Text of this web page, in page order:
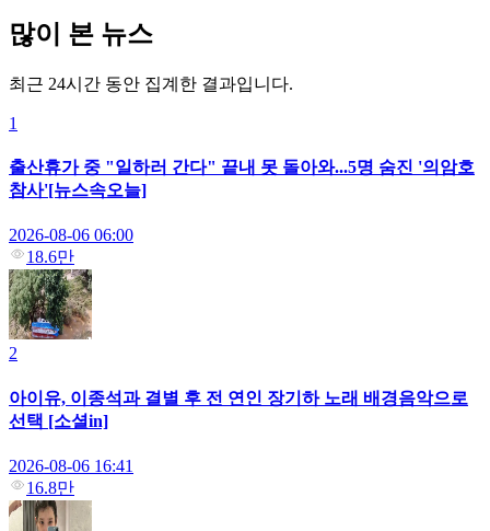
많이 본 뉴스
최근 24시간 동안 집계한 결과입니다.
1
출산휴가 중 "일하러 간다" 끝내 못 돌아와...5명 숨진 '의암호
참사'[뉴스속오늘]
2026-08-06 06:00
18.6만
2
아이유, 이종석과 결별 후 전 연인 장기하 노래 배경음악으로
선택 [소셜in]
2026-08-06 16:41
16.8만